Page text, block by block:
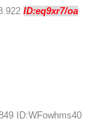
ID:eq9xr7/oa
ID:WFowhms40